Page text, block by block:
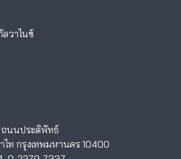
วาไนซ์
ถนนประดิพัทธ์
ท กรุงเทพมหานคร 10400